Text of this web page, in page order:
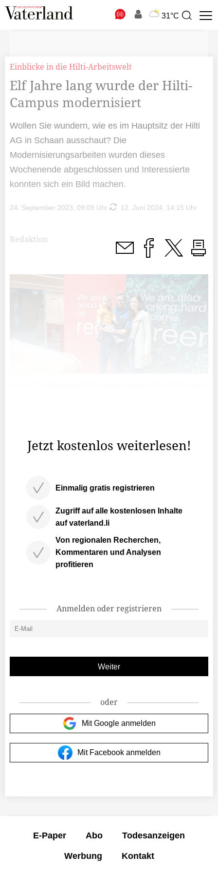
31°C
Suchbegriff
Einblicke in die Hilti-Arbeitswelt
Elf Jahre lang wurde der Hilti-
Campus modernisiert
Wollen Sie wundern, wie es im Hauptsitz der Hilti
AG in Schaan ausschaut? Die
Modernisierungsarbeiten wurden dieses
Wochenende abgeschlossen und Interessierte
konnten sich ein Bild machen.
24. September 2023, 09:09 Uhr 12. Juni 2024, 14:15 Uhr
Redaktion
Jetzt kostenlos weiterlesen!
Einmalig gratis registrieren
Zugriff auf alle kostenlosen Inhalte
auf vaterland.li
Von regionalen Recherchen,
Kommentaren und Analysen
profitieren
Anmelden oder registrieren
oder
Mit Google anmelden
Mit Facebook anmelden
E-Paper Abo Todesanzeigen
Werbung Kontakt